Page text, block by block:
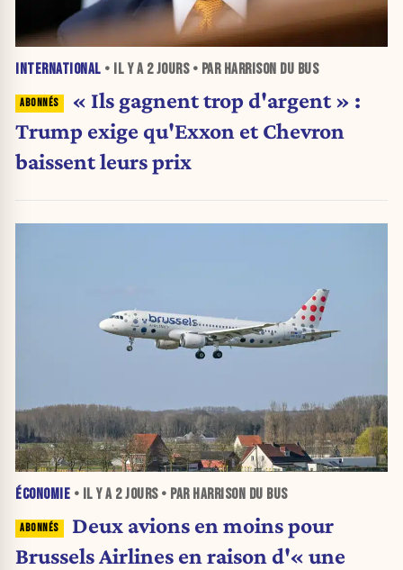
INTERNATIONAL • IL Y A 2 JOURS• PAR HARRISON DU BUS
« Ils gagnent trop d'argent » :
Trump exige qu'Exxon et Chevron
baissent leurs prix
ÉCONOMIE • IL Y A 2 JOURS• PAR HARRISON DU BUS
Deux avions en moins pour
Brussels Airlines en raison d'« une